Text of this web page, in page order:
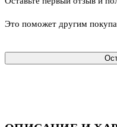
Это поможет другим